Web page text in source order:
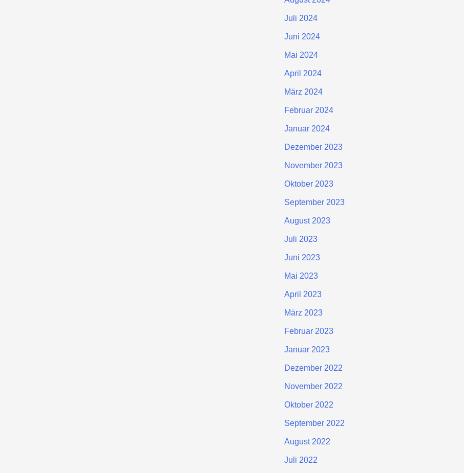
Juli 2024
Juni 2024
Mai 2024
April 2024
März 2024
Februar 2024
Januar 2024
Dezember 2023
November 2023
Oktober 2023
September 2023
August 2023
Juli 2023
Juni 2023
Mai 2023
April 2023
März 2023
Februar 2023
Januar 2023
Dezember 2022
November 2022
Oktober 2022
September 2022
August 2022
Juli 2022